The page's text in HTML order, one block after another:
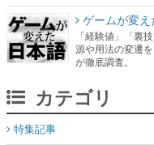
ゲームが変
「経験値」「裏
源や用法の変遷
が徹底調査。
カテゴリ
特集記事